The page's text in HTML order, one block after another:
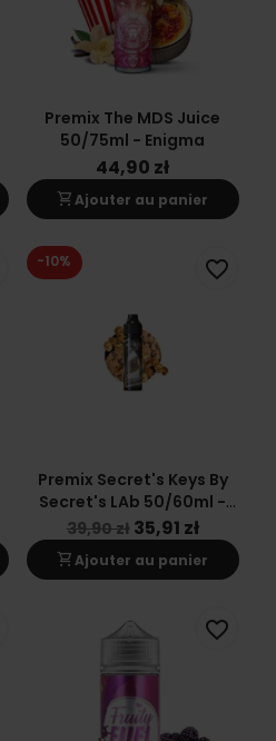
Premix The MDS Juice
50/75ml - Enigma
44,90 zł
shopping_cartAjouter au panier
Premix Secret's Keys By
Secret's LAb 50/60ml -
Black Key
39,90 zł 35,91 zł
shopping_cartAjouter au panier
-10% favorite_border
favorite_border